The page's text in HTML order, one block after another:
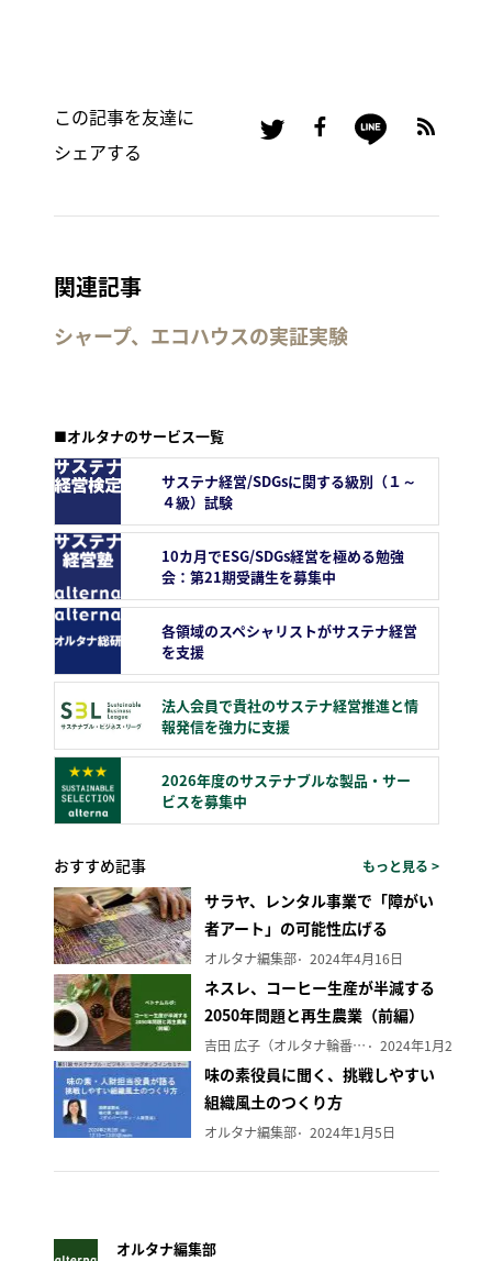
この記事を友達に
シェアする
関連記事
シャープ、エコハウスの実証実験
■オルタナのサービス一覧
サステナ経営/SDGsに関する級別（１～
４級）試験
10カ月でESG/SDGs経営を極める勉強
会：第21期受講生を募集中
各領域のスペシャリストがサステナ経営
を支援
法人会員で貴社のサステナ経営推進と情
報発信を強力に支援
2026年度のサステナブルな製品・サー
ビスを募集中
おすすめ記事 もっと見る >
サラヤ、レンタル事業で「障がい
者アート」の可能性広げる
オルタナ編集部 2024年4月16日
ネスレ、コーヒー生産が半減する
2050年問題と再生農業（前編）
吉田 広子（オルタナ輪番編集長） 2024年1月29日
味の素役員に聞く、挑戦しやすい
組織風土のつくり方
オルタナ編集部 2024年1月5日
オルタナ編集部